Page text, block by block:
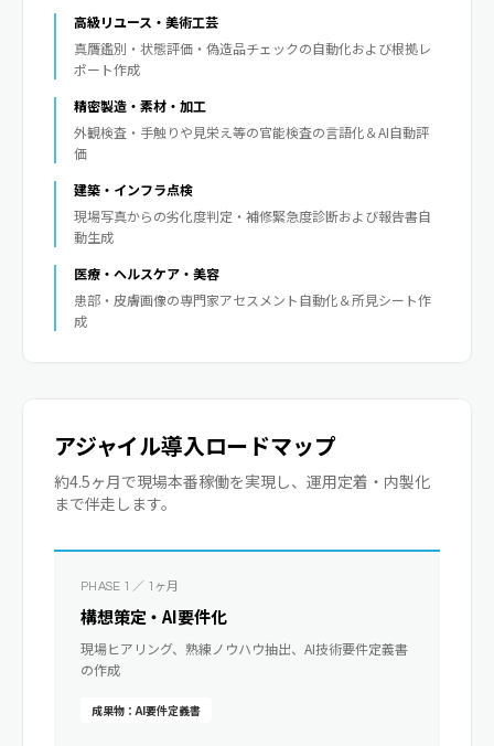
高級リユース・美術工芸
真贋鑑別・状態評価・偽造品チェックの自動化および根拠レ
ポート作成
精密製造・素材・加工
外観検査・手触りや見栄え等の官能検査の言語化＆AI自動評
価
建築・インフラ点検
現場写真からの劣化度判定・補修緊急度診断および報告書自
動生成
医療・ヘルスケア・美容
患部・皮膚画像の専門家アセスメント自動化＆所見シート作
成
アジャイル導入ロードマップ
約4.5ヶ月で現場本番稼働を実現し、運用定着・内製化
まで伴走します。
PHASE 1 ／ 1ヶ月
構想策定・AI要件化
現場ヒアリング、熟練ノウハウ抽出、AI技術要件定義書
の作成
成果物：AI要件定義書